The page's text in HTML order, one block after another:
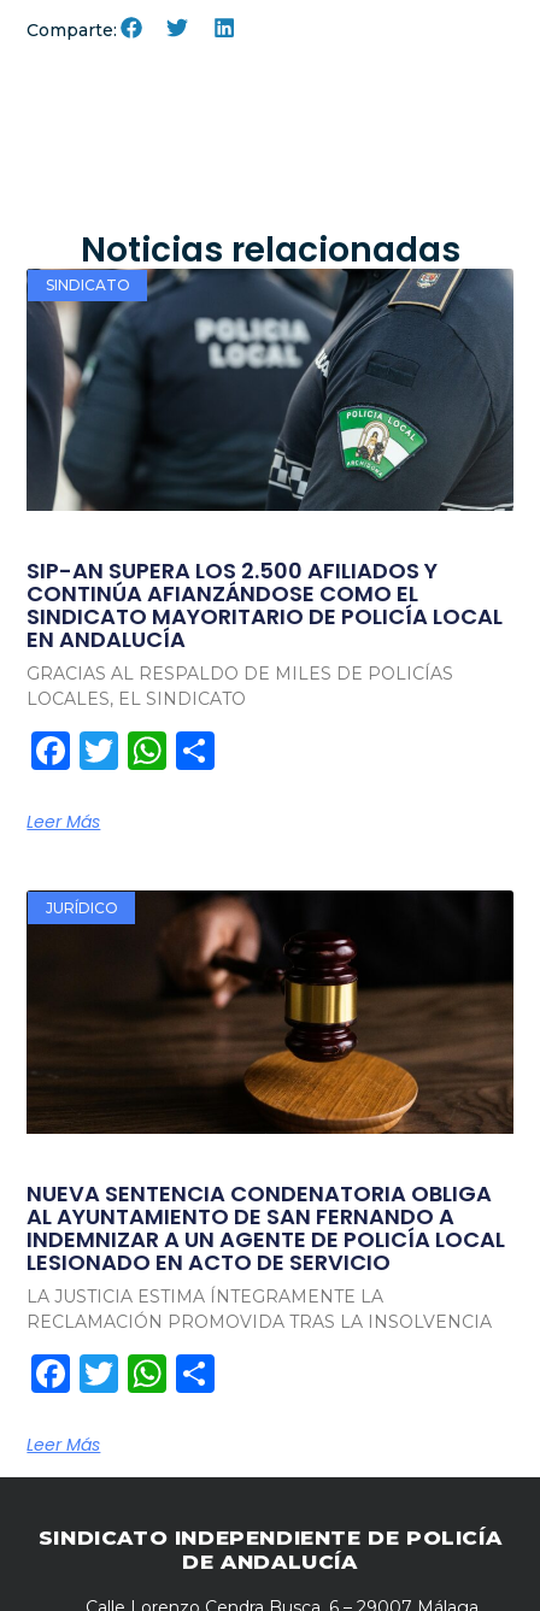
Comparte:
Noticias relacionadas
SINDICATO
SIP-AN SUPERA LOS 2.500 AFILIADOS Y
CONTINÚA AFIANZÁNDOSE COMO EL
SINDICATO MAYORITARIO DE POLICÍA LOCAL
EN ANDALUCÍA
GRACIAS AL RESPALDO DE MILES DE POLICÍAS
LOCALES, EL SINDICATO
Facebook
TwitterWhatsApp
Leer Más
JURÍDICO
NUEVA SENTENCIA CONDENATORIA OBLIGA
AL AYUNTAMIENTO DE SAN FERNANDO A
INDEMNIZAR A UN AGENTE DE POLICÍA LOCAL
LESIONADO EN ACTO DE SERVICIO
LA JUSTICIA ESTIMA ÍNTEGRAMENTE LA
RECLAMACIÓN PROMOVIDA TRAS LA INSOLVENCIA
Facebook
TwitterWhatsApp
Leer Más
SINDICATO INDEPENDIENTE DE POLICÍA
DE ANDALUCÍA